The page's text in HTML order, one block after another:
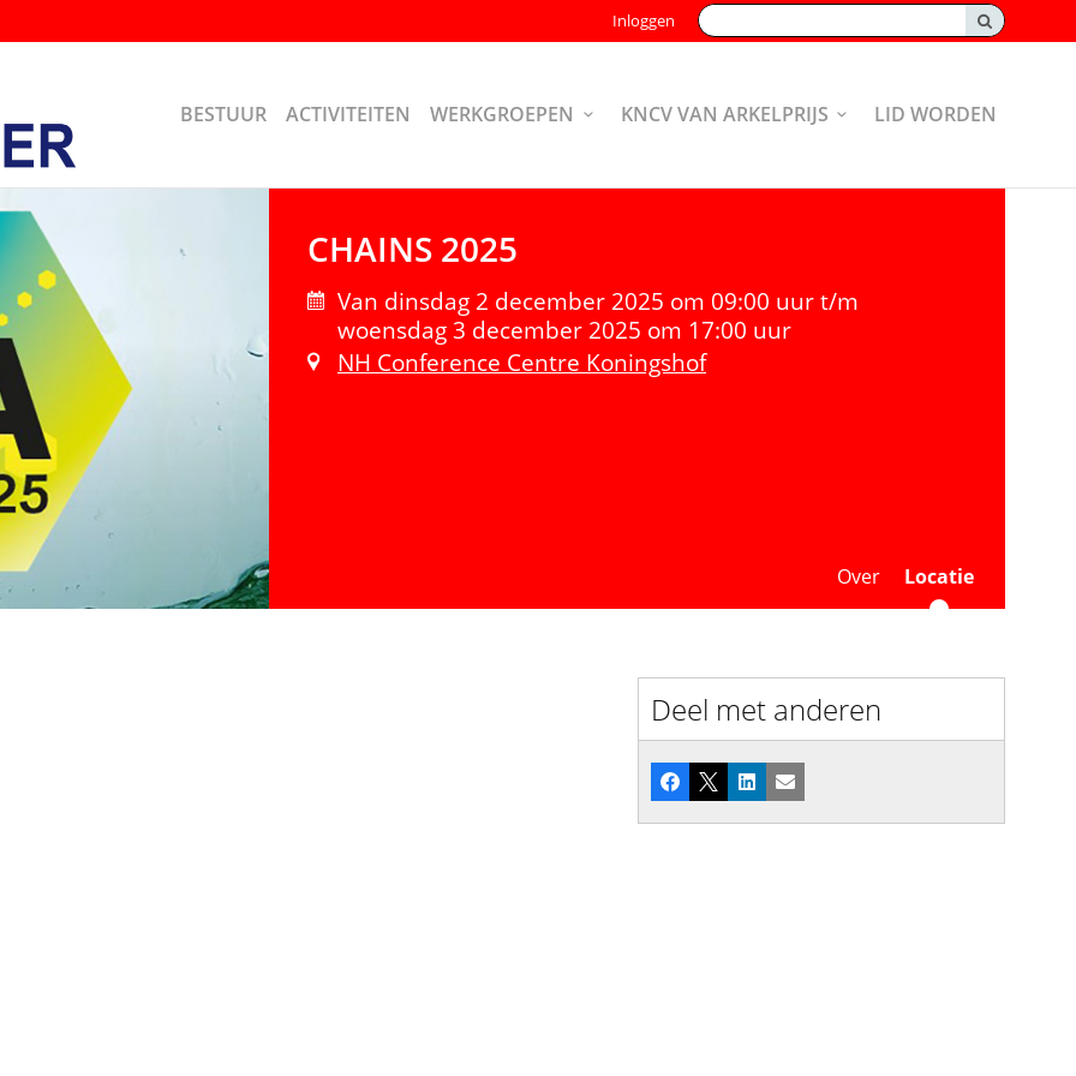
Zoeken:
Inloggen
BESTUUR ACTIVITEITEN WERKGROEPEN KNCV VAN ARKELPRIJS LID WORDEN
CHAINS 2025
Van dinsdag 2 december 2025 om 09:00 uur t/m
woensdag 3 december 2025 om 17:00 uur
NH Conference Centre Koningshof
Over Locatie
Deel met anderen
Facebook
X LinkedInE-mail